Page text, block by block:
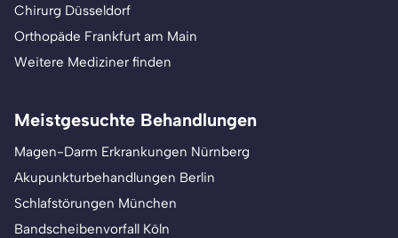
Chirurg Düsseldorf
Orthopäde Frankfurt am Main
Weitere Mediziner finden
Meistgesuchte Behandlungen
Magen-Darm Erkrankungen Nürnberg
Akupunkturbehandlungen Berlin
Schlafstörungen München
Bandscheibenvorfall Köln